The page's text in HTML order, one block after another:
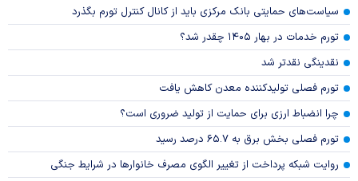
سیاست‌های حمایتی بانک مرکزی باید از کانال کنترل تورم بگذرد
تورم خدمات در بهار ۱۴۰۵ چقدر شد؟
نقدینگی نقدتر شد
تورم فصلی تولیدکننده معدن کاهش یافت
چرا انضباط ارزی برای حمایت از تولید ضروری است؟
تورم فصلی بخش برق به ۶۵.۷ درصد رسید
روایت شبکه پرداخت از تغییر الگوی مصرف خانوار‌ها در شرایط جنگی